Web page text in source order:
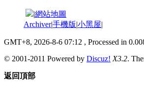
|網站地圖
Archiver|手機版|小黑屋|
GMT+8, 2026-8-6 07:12 , Processed in
© 2001-2011 Powered by Discuz! X3.2.
返回頂部